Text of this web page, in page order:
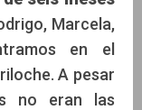
Marcela,
en el
A pesar
no eran las